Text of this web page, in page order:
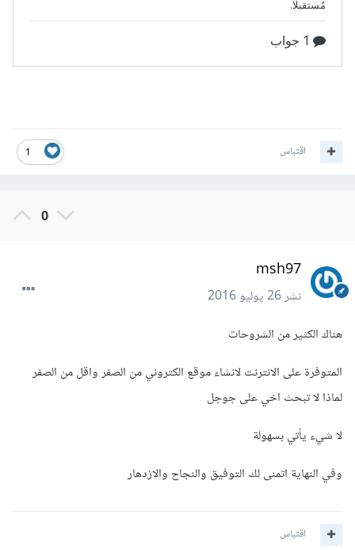
1 اقتباس
0
msh97
نشر26 يوليو 2016
هناك الكثير من ا لشروحات
المتوفرة على الانترنت لانشاء موقع الكتروني من الصفر واقل من الصفر
لماذا لا تبحث اخي على جوجل
لا شيء يأتي بسهولة
وفي النهاية اتمنى لك التوفيق والنجاح والازدهار
اقتباس